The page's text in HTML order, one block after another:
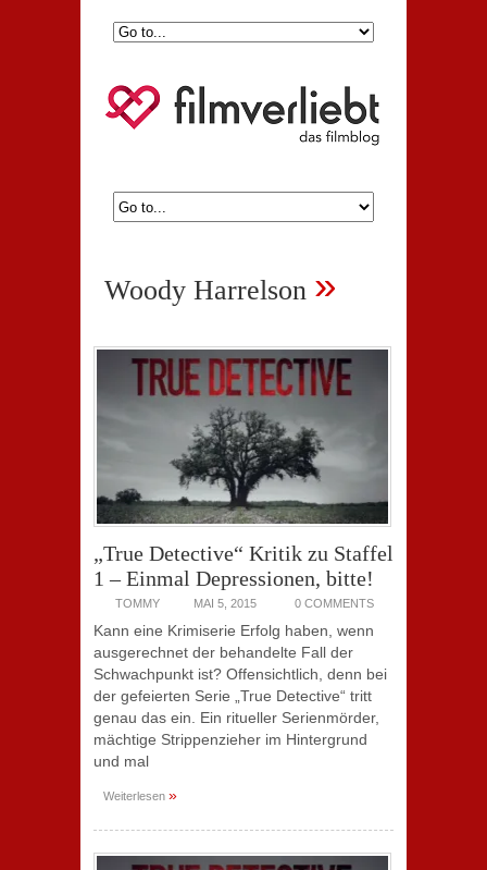
Woody Harrelson »
„True Detective“ Kritik zu Staffel
1 – Einmal Depressionen, bitte!
TOMMY MAI 5, 2015 0 COMMENTS
Kann eine Krimiserie Erfolg haben, wenn
ausgerechnet der behandelte Fall der
Schwachpunkt ist? Offensichtlich, denn bei
der gefeierten Serie „True Detective“ tritt
genau das ein. Ein ritueller Serienmörder,
mächtige Strippenzieher im Hintergrund
und mal
Weiterlesen »